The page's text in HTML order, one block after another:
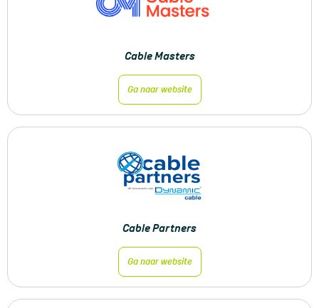
Cable Masters
Ga naar website
Cable Partners
Ga naar website